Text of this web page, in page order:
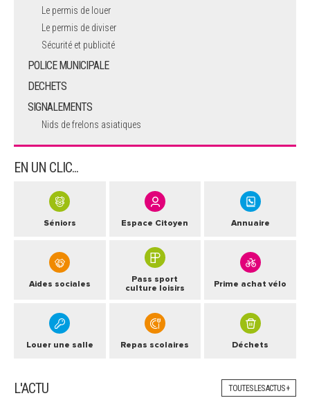
Le permis de louer
Le permis de diviser
Sécurité et publicité
POLICE MUNICIPALE
DECHETS
SIGNALEMENTS
Nids de frelons asiatiques
EN UN CLIC...
Séniors Espace Citoyen Annuaire
Aides sociales
Pass sport
culture loisirs
Prime achat vélo
Louer une salle Repas scolaires Déchets
L'ACTU TOUTES LES ACTUS +